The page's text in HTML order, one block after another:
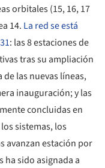
orbitales (15, 16, 17
14. La red se está
: las 8 estaciones de
tras su ampliación
de las nuevas líneas,
inauguración; y las
concluidas en
sistemas, los
avanzan estación por
ha sido asignada a